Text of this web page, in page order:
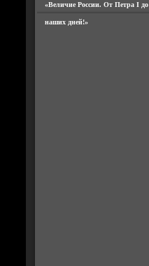
«Величие России. От Петра I до
наших дней!»